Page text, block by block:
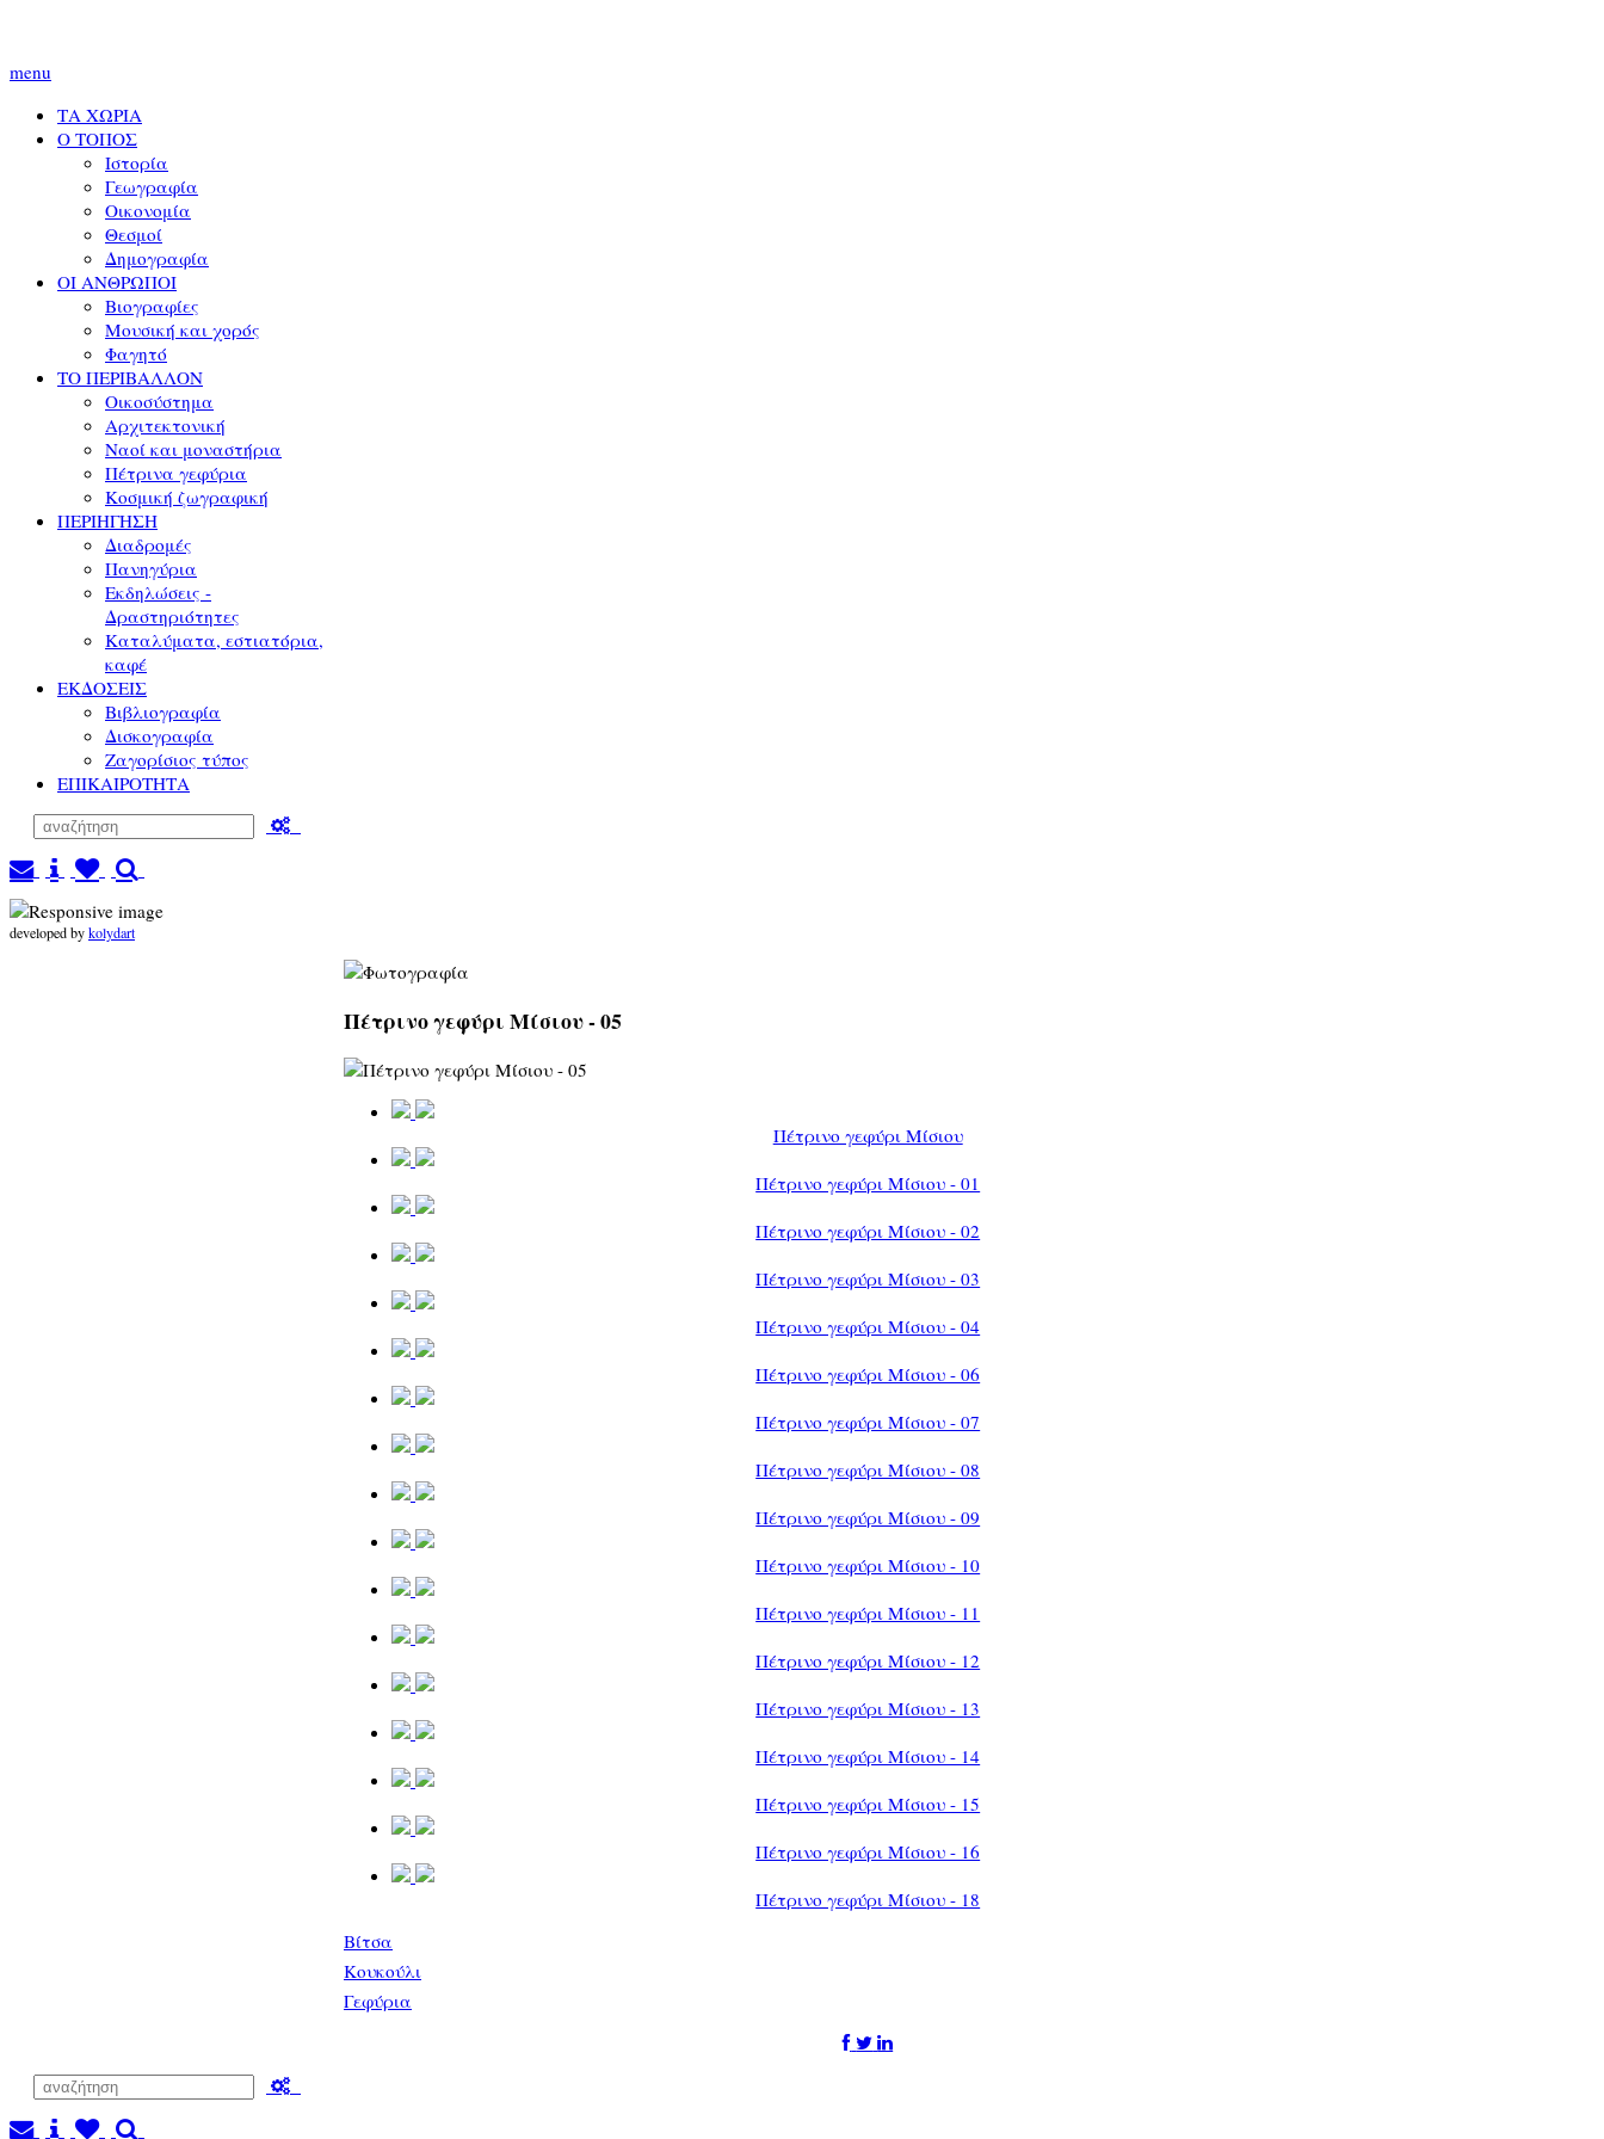
menu
ΤΑ ΧΩΡΙΑ
Ο ΤΟΠΟΣ
Ιστορία
Γεωγραφία
Οικονομία
Θεσμοί
Δημογραφία
ΟΙ ΑΝΘΡΩΠΟΙ
Βιογραφίες
Μουσική και χορός
Φαγητό
ΤΟ ΠΕΡΙΒΑΛΛΟΝ
Οικοσύστημα
Αρχιτεκτονική
Ναοί και μοναστήρια
Πέτρινα γεφύρια
Κοσμική ζωγραφική
ΠΕΡΙΗΓΗΣΗ
Διαδρομές
Πανηγύρια
Εκδηλώσεις -
Δραστηριότητες
Καταλύματα, εστιατόρια,
καφέ
ΕΚΔΟΣΕΙΣ
Βιβλιογραφία
Δισκογραφία
Ζαγορίσιος τύπος
ΕΠΙΚΑΙΡΟΤΗΤΑ
developed bykolydart
Πέτρινο γεφύρι Μίσιου - 05
Πέτρινο γεφύρι Μίσιου
Πέτρινο γεφύρι Μίσιου - 01
Πέτρινο γεφύρι Μίσιου - 02
Πέτρινο γεφύρι Μίσιου - 03
Πέτρινο γεφύρι Μίσιου - 04
Πέτρινο γεφύρι Μίσιου - 06
Πέτρινο γεφύρι Μίσιου - 07
Πέτρινο γεφύρι Μίσιου - 08
Πέτρινο γεφύρι Μίσιου - 09
Πέτρινο γεφύρι Μίσιου - 10
Πέτρινο γεφύρι Μίσιου - 11
Πέτρινο γεφύρι Μίσιου - 12
Πέτρινο γεφύρι Μίσιου - 13
Πέτρινο γεφύρι Μίσιου - 14
Πέτρινο γεφύρι Μίσιου - 15
Πέτρινο γεφύρι Μίσιου - 16
Πέτρινο γεφύρι Μίσιου - 18
Βίτσα
Κουκούλι
Γεφύρια